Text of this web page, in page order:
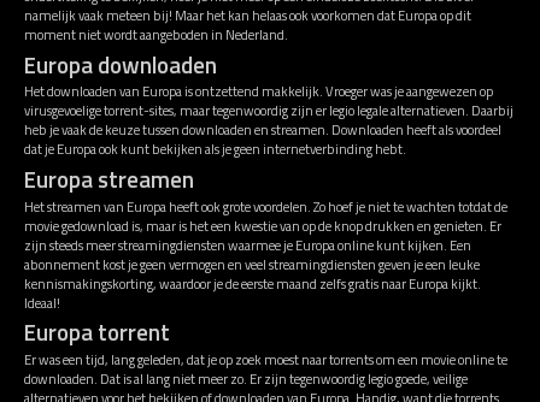
namelijk vaak meteen bij! Maar het kan helaas ook voorkomen dat Europa op dit
moment niet wordt aangeboden in Nederland.
Europa downloaden
Het downloaden van Europa is ontzettend makkelijk. Vroeger was je aangewezen op
virusgevoelige torrent-sites, maar tegenwoordig zijn er legio legale alternatieven. Daarbij
heb je vaak de keuze tussen downloaden en streamen. Downloaden heeft als voordeel
dat je Europa ook kunt bekijken als je geen internetverbinding hebt.
Europa streamen
Het streamen van Europa heeft ook grote voordelen. Zo hoef je niet te wachten totdat de
movie gedownload is, maar is het een kwestie van op de knop drukken en genieten. Er
zijn steeds meer streamingdiensten waarmee je Europa online kunt kijken. Een
abonnement kost je geen vermogen en veel streamingdiensten geven je een leuke
kennismakingskorting, waardoor je de eerste maand zelfs gratis naar Europa kijkt.
Ideaal!
Europa torrent
Er was een tijd, lang geleden, dat je op zoek moest naar torrents om een movie online te
downloaden. Dat is al lang niet meer zo. Er zijn tegenwoordig legio goede, veilige